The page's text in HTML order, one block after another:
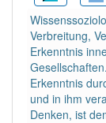
DAS:
34
PowerIndex:
Häufigkeit:
Verbreitung,
Erkenntnis
Erkenntnis
und in ihm
Denken, ist